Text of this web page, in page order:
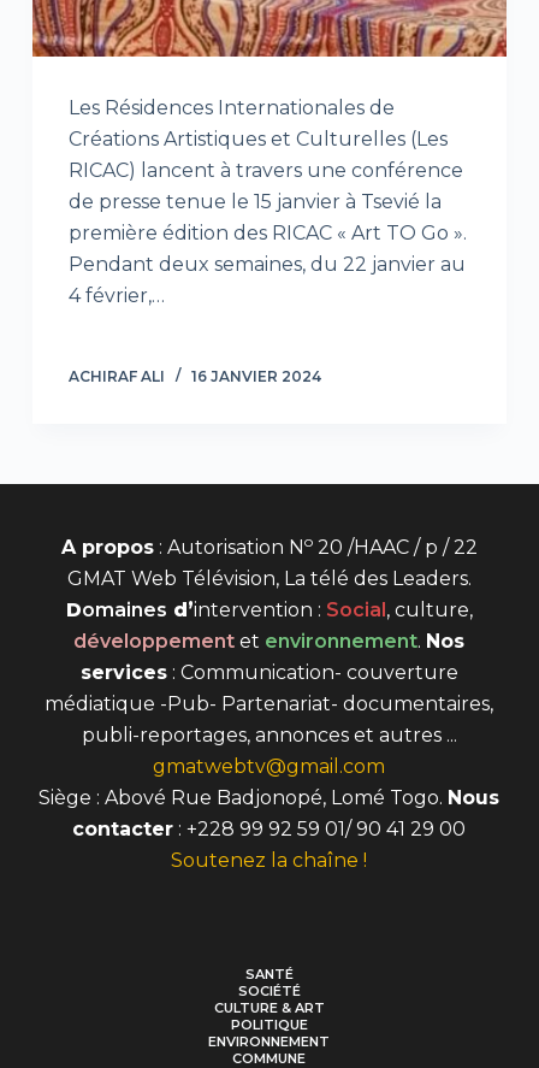
Les Résidences Internationales de
Créations Artistiques et Culturelles (Les
RICAC) lancent à travers une conférence
de presse tenue le 15 janvier à Tsevié la
première édition des RICAC « Art TO Go ».
Pendant deux semaines, du 22 janvier au
4 février,…
ACHIRAF ALI 16 JANVIER 2024
A propos: Autorisation N o20 /HAAC / p / 22
GMAT Web Télévision, La télé des Leaders.
Domaines d’intervention : Social , culture,
développement et environnement. Nos
services: Communication- couverture
médiatique -Pub- Partenariat- documentaires,
publi-reportages, annonces et autres ...
gmatwebtv@gmail.com
Siège : Abové Rue Badjonopé, Lomé Togo. Nous
contacter : +228 99 92 59 01/ 90 41 29 00
Soutenez la chaîne !
SANTÉ
SOCIÉTÉ
CULTURE & ART
POLITIQUE
ENVIRONNEMENT
COMMUNE